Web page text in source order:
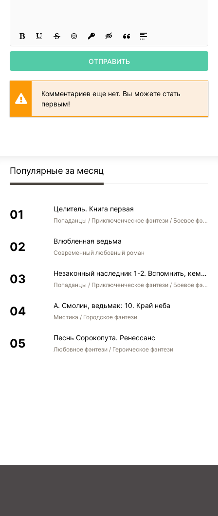
ОТПРАВИТЬ
Комментариев еще нет. Вы можете стать
первым!
Популярные за месяц
Целитель. Книга первая
Попаданцы / Приключенческое фэнтези / Боевое фэнтези
Влюбленная ведьма
Современный любовный роман
Незаконный наследник 1-2. Вспомнить, кем был. Стать собой. Остаться собой
Попаданцы / Приключенческое фэнтези / Боевое фэнтези / Юмористическое фэнтези
А. Смолин, ведьмак: 10. Край неба
Мистика / Городское фэнтези
Песнь Сорокопута. Ренессанс
Любовное фэнтези / Героическое фэнтези